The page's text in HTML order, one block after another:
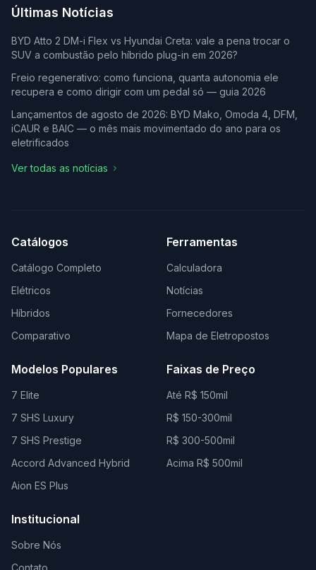
Últimas Notícias
BYD Atto 2 DM-i Flex vs Hyundai Creta: vale a pena trocar o
SUV a combustão pelo híbrido plug-in em 2026?
Freio regenerativo: como funciona, quanta autonomia ele
recupera e como dirigir com um pedal só — guia 2026
Lançamentos de agosto de 2026: BYD Mako, Omoda 4, DFM,
iCAUR e BAIC — o mês mais movimentado do ano para os
eletrificados
Ver todas as notícias
Catálogos
Catálogo Completo
Elétricos
Híbridos
Comparativo
Ferramentas
Calculadora
Notícias
Fornecedores
Mapa de Eletropostos
Modelos Populares
7 Elite
7 SHS Luxury
7 SHS Prestige
Accord Advanced Hybrid
Aion ES Plus
Faixas de Preço
Até R$ 150mil
R$ 150-300mil
R$ 300-500mil
Acima R$ 500mil
Institucional
Sobre Nós